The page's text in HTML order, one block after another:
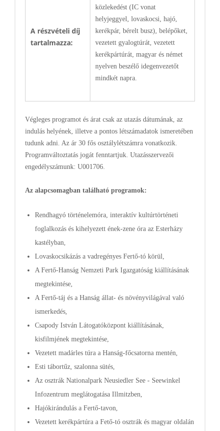
A részvételi díj
tartalmazza:
közlekedést (IC vonat
helyjeggyel, lovaskocsi, hajó,
kerékpár, bérelt busz), belépőket,
vezetett gyalogtúrát, vezetett
kerékpártúrát, magyar és német
nyelven beszélő idegenvezetőt
mindkét napra.
Végleges programot és árat csak az utazás dátumának, az
indulás helyének, illetve a pontos létszámadatok ismeretében
tudunk adni. Az ár 30 fős osztálylétszámra vonatkozik.
Programváltoztatás jogát fenntartjuk. Utazásszervezői
engedélyszámunk: U001706.
Az alapcsomagban található programok:
Rendhagyó történelemóra, interaktív kultúrtörténeti
foglalkozás és kihelyezett ének-zene óra az Esterházy
kastélyban,
Lovaskocsikázás a vadregényes Fertő-tó körül,
A Fertő-Hanság Nemzeti Park Igazgatóság kiállításának
megtekintése,
A Fertő-táj és a Hanság állat- és növényvilágával való
ismerkedés,
Csapody István Látogatóközpont kiállításának,
kisfilmjének megtekintése,
Vezetett madárles túra a Hanság-főcsatorna mentén,
Esti tábortűz, szalonna sütés,
Az osztrák Nationalpark Neusiedler See - Seewinkel
Infozentrum meglátogatása Illmitzben,
Hajókirándulás a Fertő-tavon,
Vezetett kerékpártúra a Fető-tó osztrák és magyar oldalán